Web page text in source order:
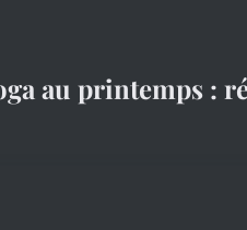
au printemps :